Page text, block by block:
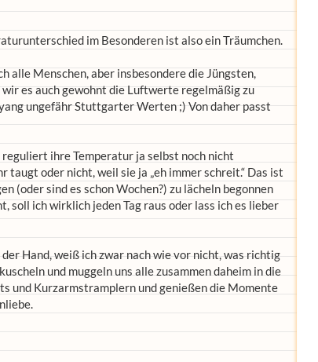
im Besonderen ist also ein Träumchen.
alle Menschen, aber insbesondere die Jüngsten,
es auch gewohnt die Luftwerte regelmäßig zu
ungefähr Stuttgarter Werten ;) Von daher passt
ihre Temperatur ja selbst noch nicht
taugt oder nicht, weil sie ja „eh immer schreit.“ Das ist
(oder sind es schon Wochen?) zu lächeln begonnen
soll ich wirklich jeden Tag raus oder lass ich es lieber
Hand, weiß ich zwar nach wie vor nicht, was richtig
und muggeln uns alle zusammen daheim in die
und Kurzarmstramplern und genießen die Momente